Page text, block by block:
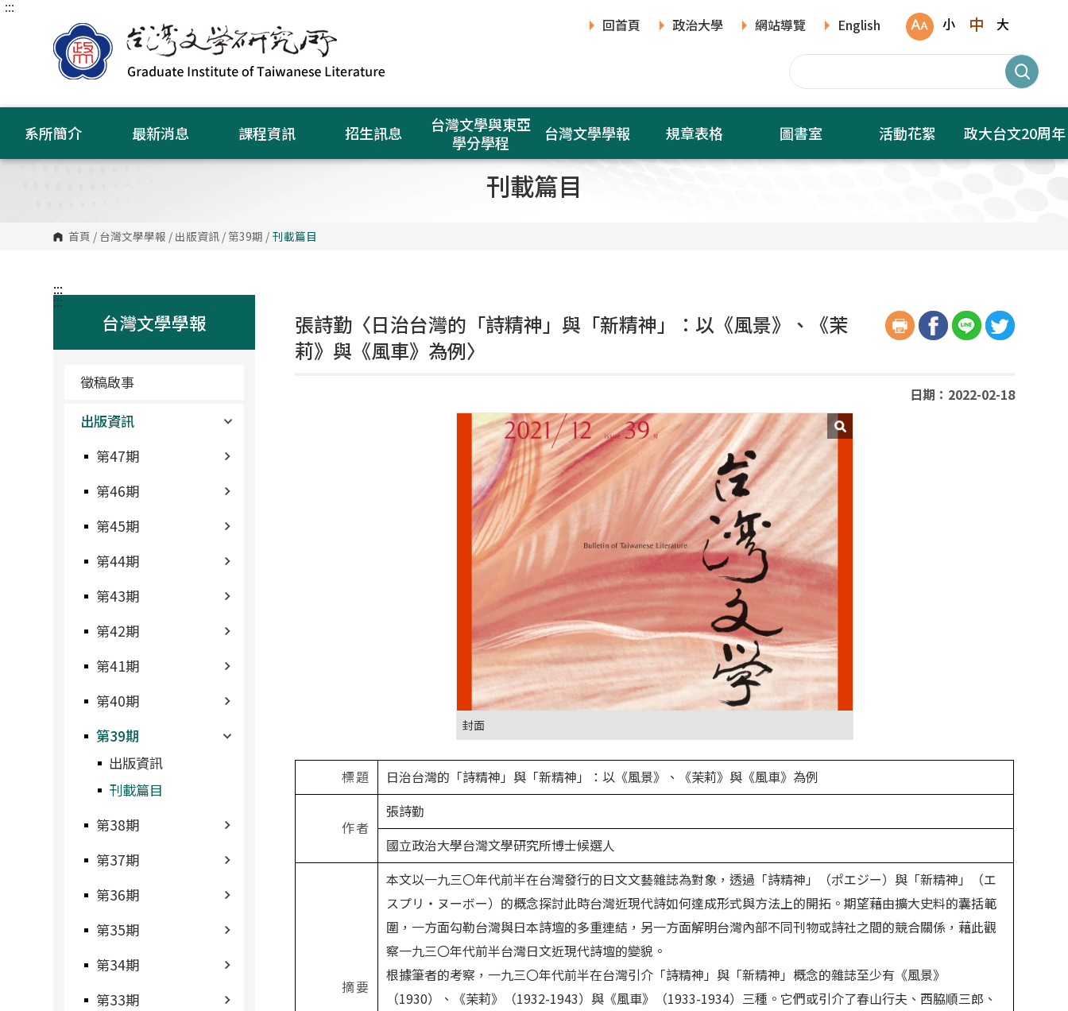
跳
:::
回首頁
政治大學 網站導覽 English 小 中 大
系所簡介 最新消息 課程資訊 招生訊息
台灣文學與東亞
學分學程
台灣文學學報 規章表格 圖書室 活動花絮 政大台文20周年
刊載篇目
首頁 / 台灣文學學報 / 出版資訊 / 第39期 / 刊載篇目
:::
台灣文學學報
徵稿啟事
出版資訊
第47期
第46期
第45期
第44期
第43期
第42期
第41期
第40期
第39期
出版資訊
刊載篇目
第38期
第37期
第36期
第35期
第34期
第33期
:::
張詩勤〈日治台灣的「詩精神」與「新精神」：以《風景》、《茉
莉》與《風車》為例〉
日期：2022-02-18
封面
標題 日治台灣的「詩精神」與「新精神」：以《風景》、《茉莉》與《風車》為例
作者
張詩勤
國立政治大學台灣文學研究所博士候選人
摘要
本文以一九三〇年代前半在台灣發行的日文文藝雜誌為對象，透過「詩精神」（ポエジー）與「新精神」（エ
スプリ‧ヌーボー）的概念探討此時台灣近現代詩如何達成形式與方法上的開拓。期望藉由擴大史料的囊括範
圍，一方面勾勒台灣與日本詩壇的多重連結，另一方面解明台灣內部不同刊物或詩社之間的競合關係，藉此觀
察一九三〇年代前半台灣日文近現代詩壇的變貌。
根據筆者的考察，一九三〇年代前半在台灣引介「詩精神」與「新精神」概念的雜誌至少有《風景》
（1930）、《茉莉》（1932-1943）與《風車》（1933-1934）三種。它們或引介了春山行夫、西脇順三郎、